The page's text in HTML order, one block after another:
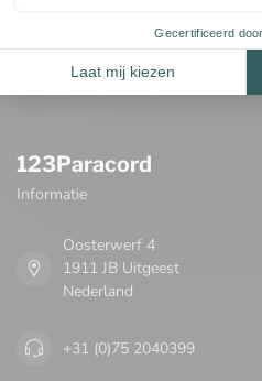
123Paracord
Informatie
Oosterwerf 4
1911 JB Uitgeest
Nederland
+31 (0)75 2040399